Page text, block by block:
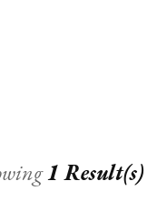
1 Result(s)